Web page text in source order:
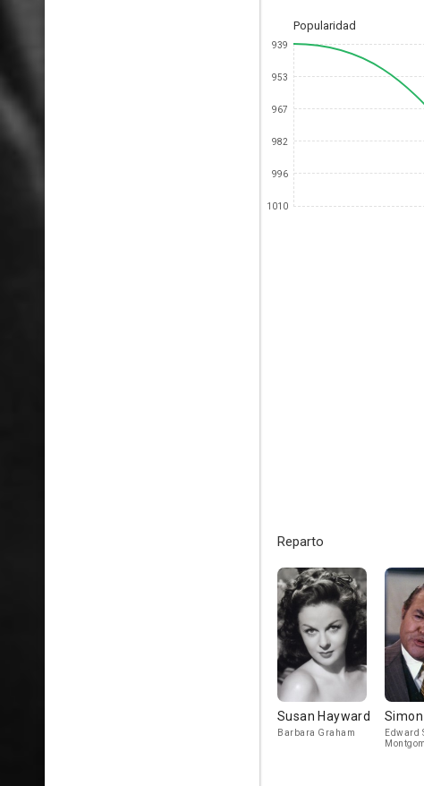
Popularidad
939
953
967
982
996
1010
Reparto
Susan Hayward
Barbara Graham
Edward